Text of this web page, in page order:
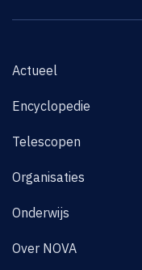
Actueel
Encyclopedie
Telescopen
Organisaties
Onderwijs
Over NOVA